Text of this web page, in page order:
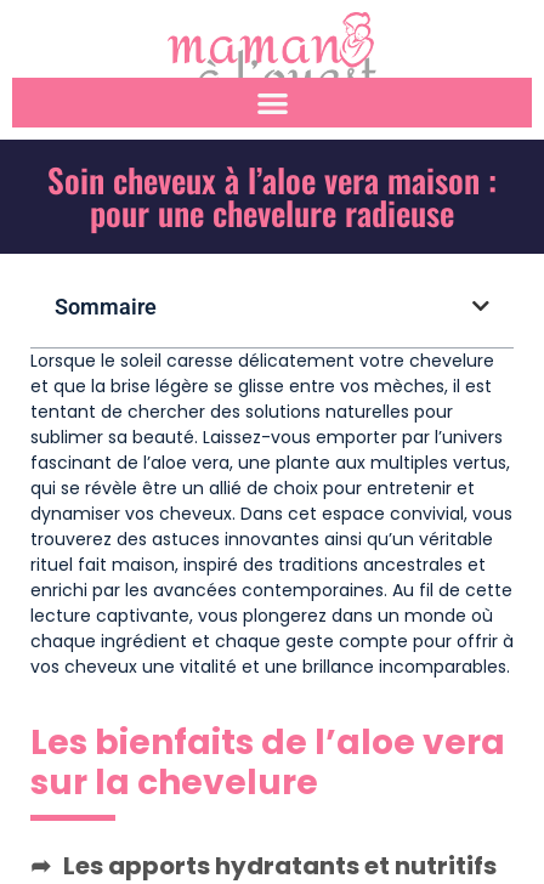
Soin cheveux à l’aloe vera maison :
pour une chevelure radieuse
Sommaire
Lorsque le soleil caresse délicatement votre chevelure
et que la brise légère se glisse entre vos mèches, il est
tentant de chercher des solutions naturelles pour
sublimer sa beauté. Laissez-vous emporter par l’univers
fascinant de l’aloe vera, une plante aux multiples vertus,
qui se révèle être un allié de choix pour entretenir et
dynamiser vos cheveux. Dans cet espace convivial, vous
trouverez des astuces innovantes ainsi qu’un véritable
rituel fait maison, inspiré des traditions ancestrales et
enrichi par les avancées contemporaines. Au fil de cette
lecture captivante, vous plongerez dans un monde où
chaque ingrédient et chaque geste compte pour offrir à
vos cheveux une vitalité et une brillance incomparables.
Les bienfaits de l’aloe vera
sur la chevelure
Les apports hydratants et nutritifs